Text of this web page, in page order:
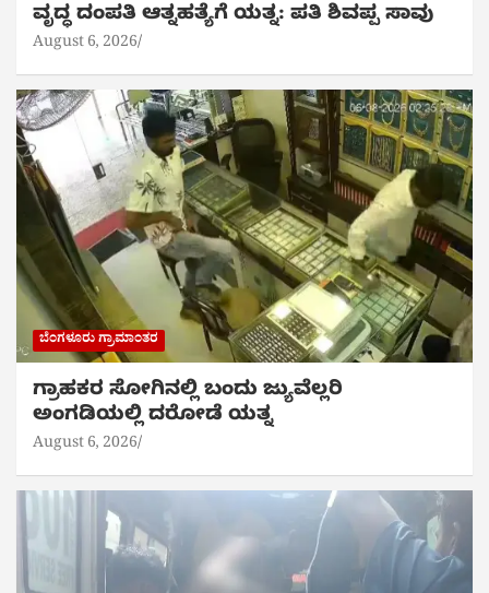
ವೃದ್ಧ ದಂಪತಿ ಆತ್ನಹತ್ಯೆಗೆ ಯತ್ನ: ಪತಿ ಶಿವಪ್ಪ ಸಾವು
August 6, 2026
ಬೆಂಗಳೂರು ಗ್ರಾಮಾಂತರ
ಗ್ರಾಹಕರ ಸೋಗಿನಲ್ಲಿ ಬಂದು ಜ್ಯುವೆಲ್ಲರಿ
ಅಂಗಡಿಯಲ್ಲಿ ದರೋಡೆ ಯತ್ನ
August 6, 2026